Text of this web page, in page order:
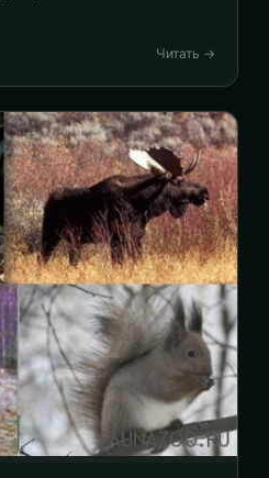
Читать →